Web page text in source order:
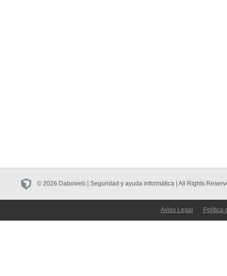
© 2026 Daboweb | Seguridad y ayuda informática | All Rights
Aviso Legal Política